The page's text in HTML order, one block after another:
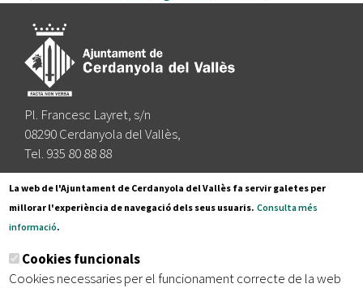
Pl. Francesc Layret, s/n
08290 Cerdanyola del Vallès,
Tel. 935 80 88 88
Segueix-nos a:
Subscriu-te al nostre butlletí
La web de l'Ajuntament de Cerdanyola del Vallès fa servir galetes per
millorar l'experiència de navegació dels seus usuaris. Consulta més
informació.
Cookies funcionals
Cookies necessaries per el funcionament correcte de la web